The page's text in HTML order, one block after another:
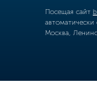
Посещая сайт
Москва,